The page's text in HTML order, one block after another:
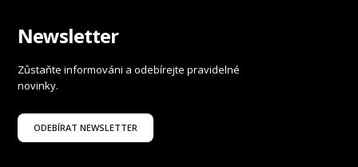
Newsletter
Zůstaňte informováni a odebírejte pravidelné
novinky.
ODEBÍRAT NEWSLETTER